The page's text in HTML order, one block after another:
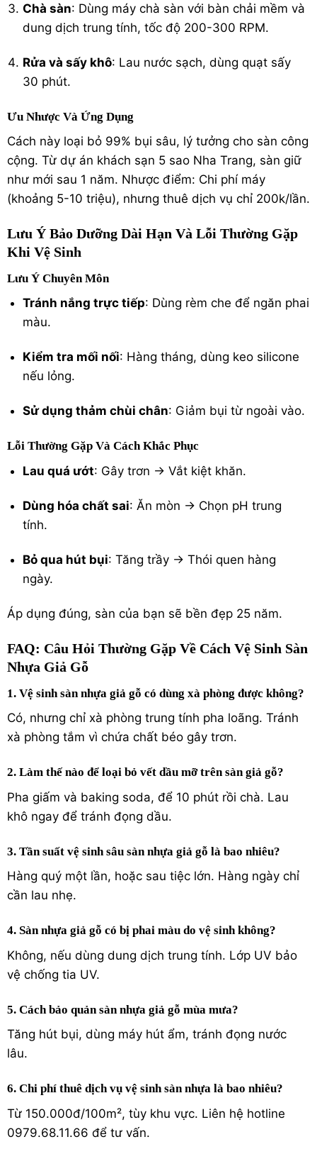
Chà sàn: Dùng máy chà sàn với bàn chải mềm và
dung dịch trung tính, tốc độ 200-300 RPM.
Rửa và sấy khô: Lau nước sạch, dùng quạt sấy
30 phút.
Ưu Nhược Và Ứng Dụng
Cách này loại bỏ 99% bụi sâu, lý tưởng cho sàn công
cộng. Từ dự án khách sạn 5 sao Nha Trang, sàn giữ
như mới sau 1 năm. Nhược điểm: Chi phí máy
(khoảng 5-10 triệu), nhưng thuê dịch vụ chỉ 200k/lần.
Lưu Ý Bảo Dưỡng Dài Hạn Và Lỗi Thường Gặp
Khi Vệ Sinh
Lưu Ý Chuyên Môn
Tránh nắng trực tiếp: Dùng rèm che để ngăn phai
màu.
Kiểm tra mối nối: Hàng tháng, dùng keo silicone
nếu lỏng.
Sử dụng thảm chùi chân: Giảm bụi từ ngoài vào.
Lỗi Thường Gặp Và Cách Khắc Phục
Lau quá ướt: Gây trơn → Vắt kiệt khăn.
Dùng hóa chất sai: Ăn mòn → Chọn pH trung
tính.
Bỏ qua hút bụi: Tăng trầy → Thói quen hàng
ngày.
Áp dụng đúng, sàn của bạn sẽ bền đẹp 25 năm.
FAQ: Câu Hỏi Thường Gặp Về Cách Vệ Sinh Sàn
Nhựa Giả Gỗ
1. Vệ sinh sàn nhựa giả gỗ có dùng xà phòng được không?
Có, nhưng chỉ xà phòng trung tính pha loãng. Tránh
xà phòng tắm vì chứa chất béo gây trơn.
2. Làm thế nào để loại bỏ vết dầu mỡ trên sàn giả gỗ?
Pha giấm và baking soda, để 10 phút rồi chà. Lau
khô ngay để tránh đọng dầu.
3. Tần suất vệ sinh sâu sàn nhựa giả gỗ là bao nhiêu?
Hàng quý một lần, hoặc sau tiệc lớn. Hàng ngày chỉ
cần lau nhẹ.
4. Sàn nhựa giả gỗ có bị phai màu do vệ sinh không?
Không, nếu dùng dung dịch trung tính. Lớp UV bảo
vệ chống tia UV.
5. Cách bảo quản sàn nhựa giả gỗ mùa mưa?
Tăng hút bụi, dùng máy hút ẩm, tránh đọng nước
lâu.
6. Chi phí thuê dịch vụ vệ sinh sàn nhựa là bao nhiêu?
Từ 150.000đ/100m², tùy khu vực. Liên hệ hotline
0979.68.11.66 để tư vấn.